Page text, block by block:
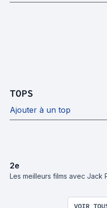
TOPS
Ajouter à un top
2e
Les meilleurs films avec Jack
VOIR